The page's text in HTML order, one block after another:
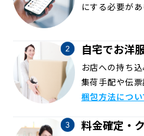
にする必要があ
自宅でお洋
お店への持ち
集荷手配や伝票
梱包方法につい
料金確定・